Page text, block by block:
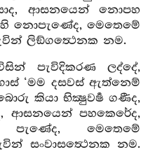
ආසනයෙන් නොපහ
නොපැණේද, මෙතෙමේ
ලිඞ්ගත්‍ථෙනක නම.
පැවිදිකරණ ලද්දේ,
‘මම දසවස් ඇත්නෙම්
කියා භික්‍ෂුවර්‍ෂ ගණීද,
ආසනයෙන් පහකෙරේද,
පැණේද, මෙතෙමේ
සංවාසත්‍ථෙනක නම.